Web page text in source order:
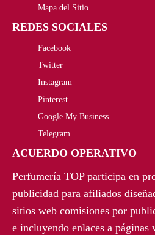
Mapa del Sitio
REDES SOCIALES
Facebook
Twitter
Instagram
Pinterest
Google My Business
Telegram
ACUERDO OPERATIVO
Perfumería TOP participa en
publicidad para afiliados
sitios web comisiones por
e incluyendo enlaces a páginas